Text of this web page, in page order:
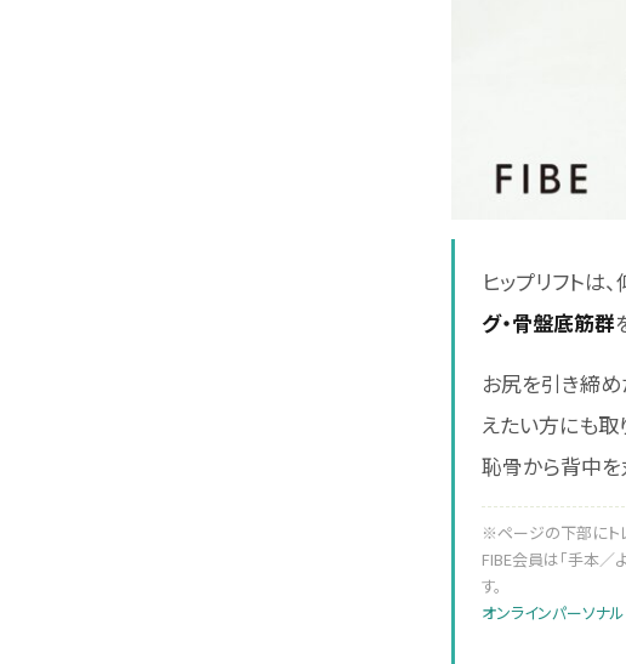
ヒップリフトは
グ・骨盤底筋群
お尻を引き締
えたい方にも取
恥骨から背中を
※ページの下部にト
FIBE会員は「手本／
す。
オンラインパーソナ